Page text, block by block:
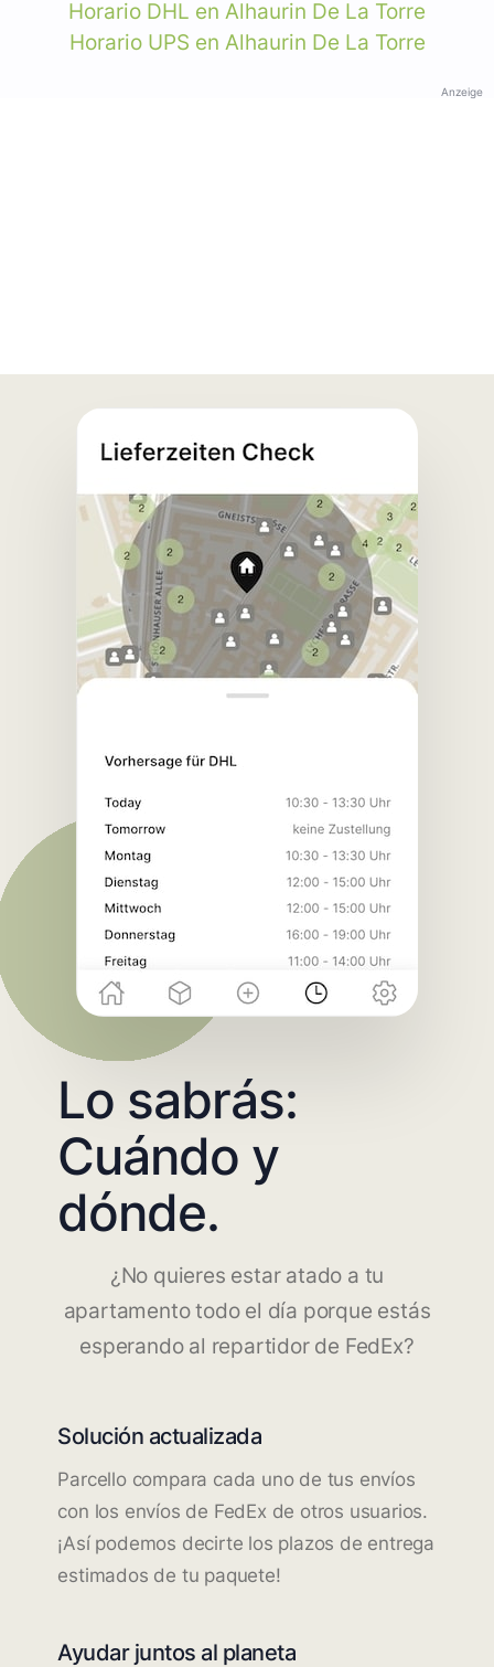
Horario DHL en Alhaurin De La Torre
Horario UPS en Alhaurin De La Torre
Anzeige
Lo sabrás:
Cuándo y
dónde.
¿No quieres estar atado a tu
apartamento todo el día porque estás
esperando al repartidor de FedEx?
Solución actualizada
Parcello compara cada uno de tus envíos
con los envíos de FedEx de otros usuarios.
¡Así podemos decirte los plazos de entrega
estimados de tu paquete!
Ayudar juntos al planeta